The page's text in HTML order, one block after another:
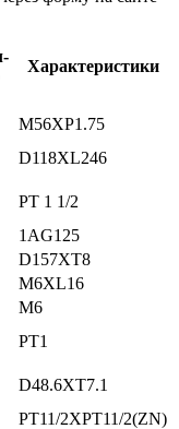
Характеристики
M56XP1.75
D118XL246
PT 1 1/2
1AG125
D157XT8
M6XL16
M6
PT1
D48.6XT7.1
PT11/2XPT11/2(ZN)